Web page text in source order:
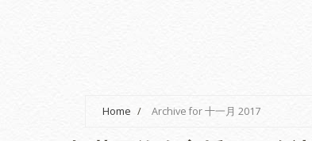
Home / Archive for 十一月 2017